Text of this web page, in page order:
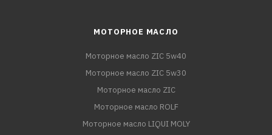
МОТОРНОЕ МАСЛО
Моторное масло ZIC 5w40
Моторное масло ZIC 5w30
Моторное масло ZIC
Моторное масло ROLF
Моторное масло LIQUI MOLY